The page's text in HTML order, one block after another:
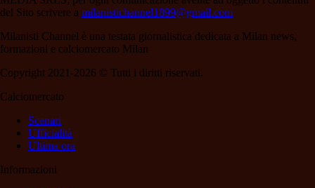
del Sito scrivere a milanistichannel1899@gmail.com
Milanisti Channel è una testata giornalistica dedicata a Milan news,
formazioni e calciomercato Milan
Copyright 2021-2026 © Tutti i diritti riservati.
Calciomercato
Scenari
Ufficialità
Ultima ora
Informazioni